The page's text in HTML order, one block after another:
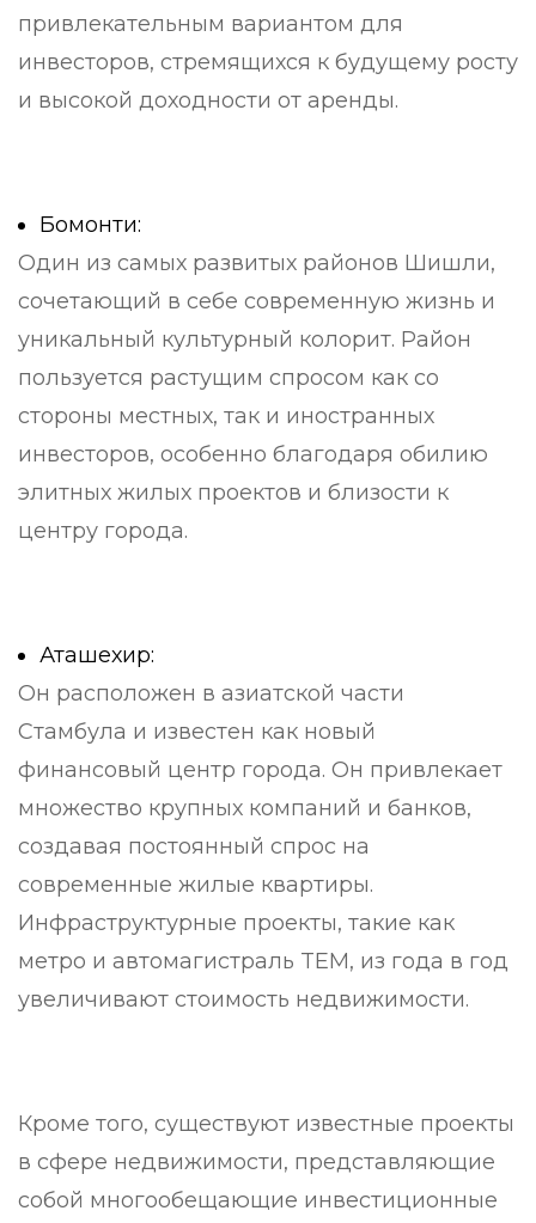
привлекательным вариантом для
инвесторов, стремящихся к будущему росту
и высокой доходности от аренды.
Бомонти:
Один из самых развитых районов Шишли,
сочетающий в себе современную жизнь и
уникальный культурный колорит. Район
пользуется растущим спросом как со
стороны местных, так и иностранных
инвесторов, особенно благодаря обилию
элитных жилых проектов и близости к
центру города.
Аташехир:
Он расположен в азиатской части
Стамбула и известен как новый
финансовый центр города. Он привлекает
множество крупных компаний и банков,
создавая постоянный спрос на
современные жилые квартиры.
Инфраструктурные проекты, такие как
метро и автомагистраль TEM, из года в год
увеличивают стоимость недвижимости.
Кроме того, существуют известные проекты
в сфере недвижимости, представляющие
собой многообещающие инвестиционные